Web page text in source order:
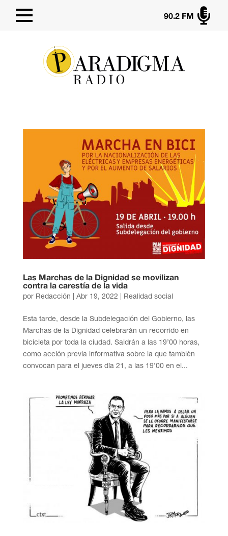

90.2 FM
Las Marchas de la Dignidad se movilizan
contra la carestía de la vida
por Redacción Abr 19, 2022 Realidad social
Esta tarde, desde la Subdelegación del Gobierno, las
Marchas de la Dignidad celebrarán un recorrido en
bicicleta por toda la ciudad. Saldrán a las 19’00 horas,
como acción previa informativa sobre la que también
convocan para el jueves día 21, a las 19’00 en el...